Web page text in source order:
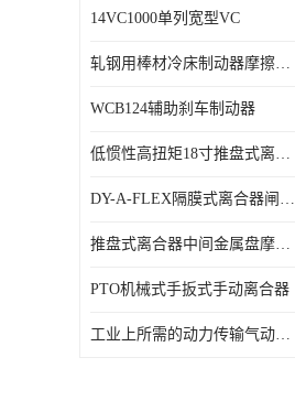
14VC1000单列宽型VC
轧钢用棒材冷床制动器摩擦片218
WCB124辅助刹车制动器
低惯性高扭矩18寸推盘式离合器中心盘齿盘W18-11-101
DY-A-FLEX隔膜式离合器闸瓦总成7015125A
推盘式离合器中间金属盘摩擦盘18寸
PTO机械式手扳式手动离合器
工业上所需的动力传输气动离合器WCB424